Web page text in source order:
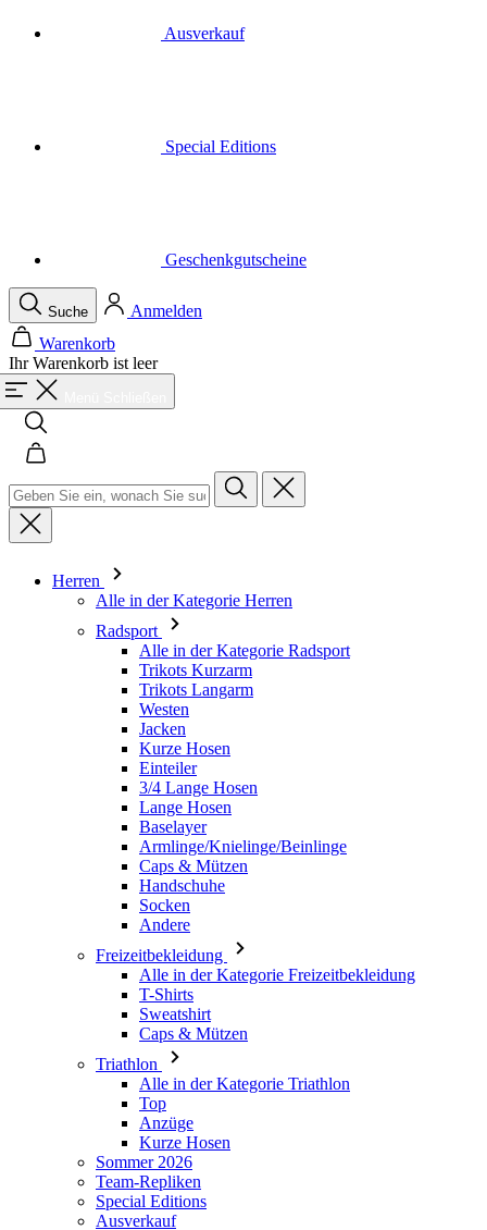
Ihr Warenkorb ist leer
Menü Schließen
Suche
Warenkorb
Herren
Alle in der Kategorie Herren
Trikots Langarm
Westen
Jacken
Kurze Hosen
Einteiler
3/4 Lange Hosen
Lange Hosen
Baselayer
Armlinge/Knielinge/Beinlinge
Caps & Mützen
Handschuhe
Socken
Andere
Freizeitbekleidung
Alle in der Kategorie Freizeitbekleidung
T-Shirts
Sweatshirt
Caps & Mützen
Triathlon
Alle in der Kategorie Triathlon
Top
Anzüge
Kurze Hosen
Sommer 2026
Team-Repliken
Special Editions
Ausverkauf
Geschenkgutscheine
Damen
Alle in der Kategorie Damen